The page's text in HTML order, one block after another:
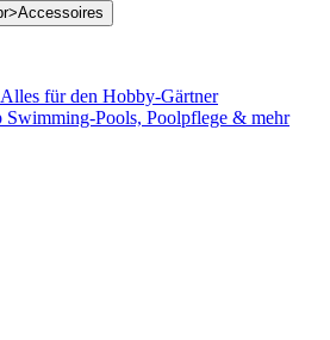
Alles für den Hobby-Gärtner
Swimming-Pools, Poolpflege & mehr